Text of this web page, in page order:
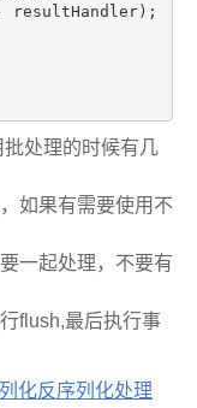
resultHandler);
处理的时候有几
如果有需要使用不
一起处理，不要有
flush,最后执行事
化反序列化处理